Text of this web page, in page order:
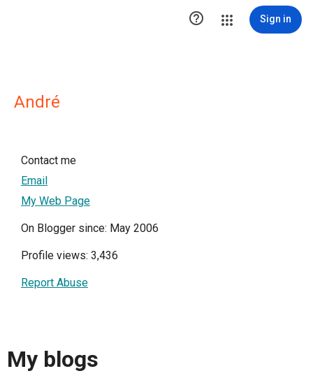
 Sign in
André
Contact me
Email
My Web Page
On Blogger since: May 2006
Profile views: 3,436
Report Abuse
My blogs